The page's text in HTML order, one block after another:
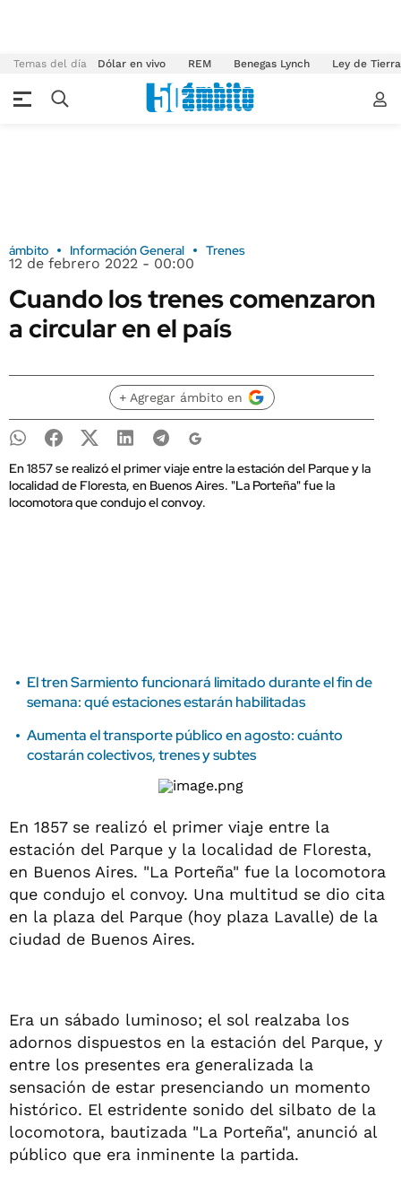
Temas del día Dólar en vivo REM Benegas Lynch Ley de
ámbito Información General Trenes
12 de febrero 2022 - 00:00
Cuando los trenes comenzaron
a circular en el país
+ Agregar ámbito en
En 1857 se realizó el primer viaje entre la estación del Parque y la
localidad de Floresta, en Buenos Aires. "La Porteña" fue la
locomotora que condujo el convoy.
El tren Sarmiento funcionará limitado durante el fin de
semana: qué estaciones estarán habilitadas
Aumenta el transporte público en agosto: cuánto
costarán colectivos, trenes y subtes
En 1857 se realizó el primer viaje entre la
estación del Parque y la localidad de Floresta,
en Buenos Aires. "La Porteña" fue la locomotora
que condujo el convoy. Una multitud se dio cita
en la plaza del Parque (hoy plaza Lavalle) de la
ciudad de Buenos Aires.
Era un sábado luminoso; el sol realzaba los
adornos dispuestos en la estación del Parque, y
entre los presentes era generalizada la
sensación de estar presenciando un momento
histórico. El estridente sonido del silbato de la
locomotora, bautizada "La Porteña", anunció al
público que era inminente la partida.